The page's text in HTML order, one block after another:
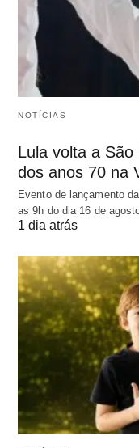
NOTÍCIAS
Lula volta a
dos anos 70 na
Evento de lançamento
as 9h do dia 16 de
1 dia atrás